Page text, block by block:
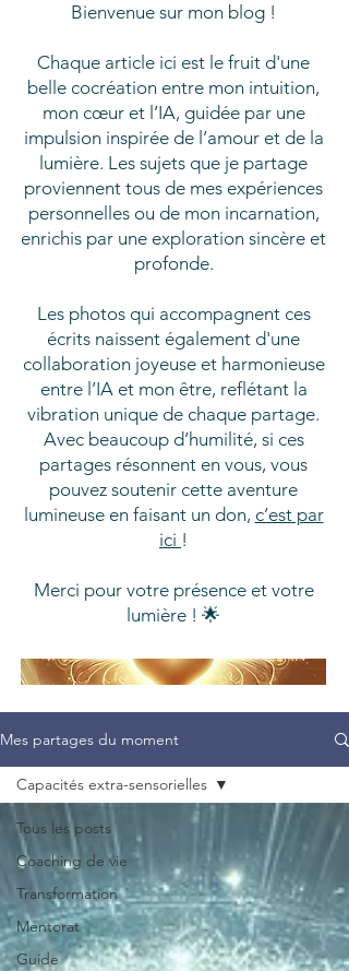
Bienvenue sur mon blog !
Chaque article ici est le fruit d'une
belle cocréation entre mon intuition,
mon cœur et l’IA, guidée par une
impulsion inspirée de l’amour et de la
lumière. Les sujets que je partage
proviennent tous de mes expériences
personnelles ou de mon incarnation,
enrichis par une exploration sincère et
profonde.
Les photos qui accompagnent ces
écrits naissent également d'une
collaboration joyeuse et harmonieuse
entre l’IA et mon être, reflétant la
vibration unique de chaque partage.
Avec beaucoup d’humilité, si ces
partages résonnent en vous, vous
pouvez soutenir cette aventure
lumineuse en faisant un don, c’est par
ici !
Merci pour votre présence et votre
lumière ! 🌟
Mes partages du moment
Tous les posts
Coaching de vie
Transformation
Mentorat
Guide
Capacités extra-sensorielles